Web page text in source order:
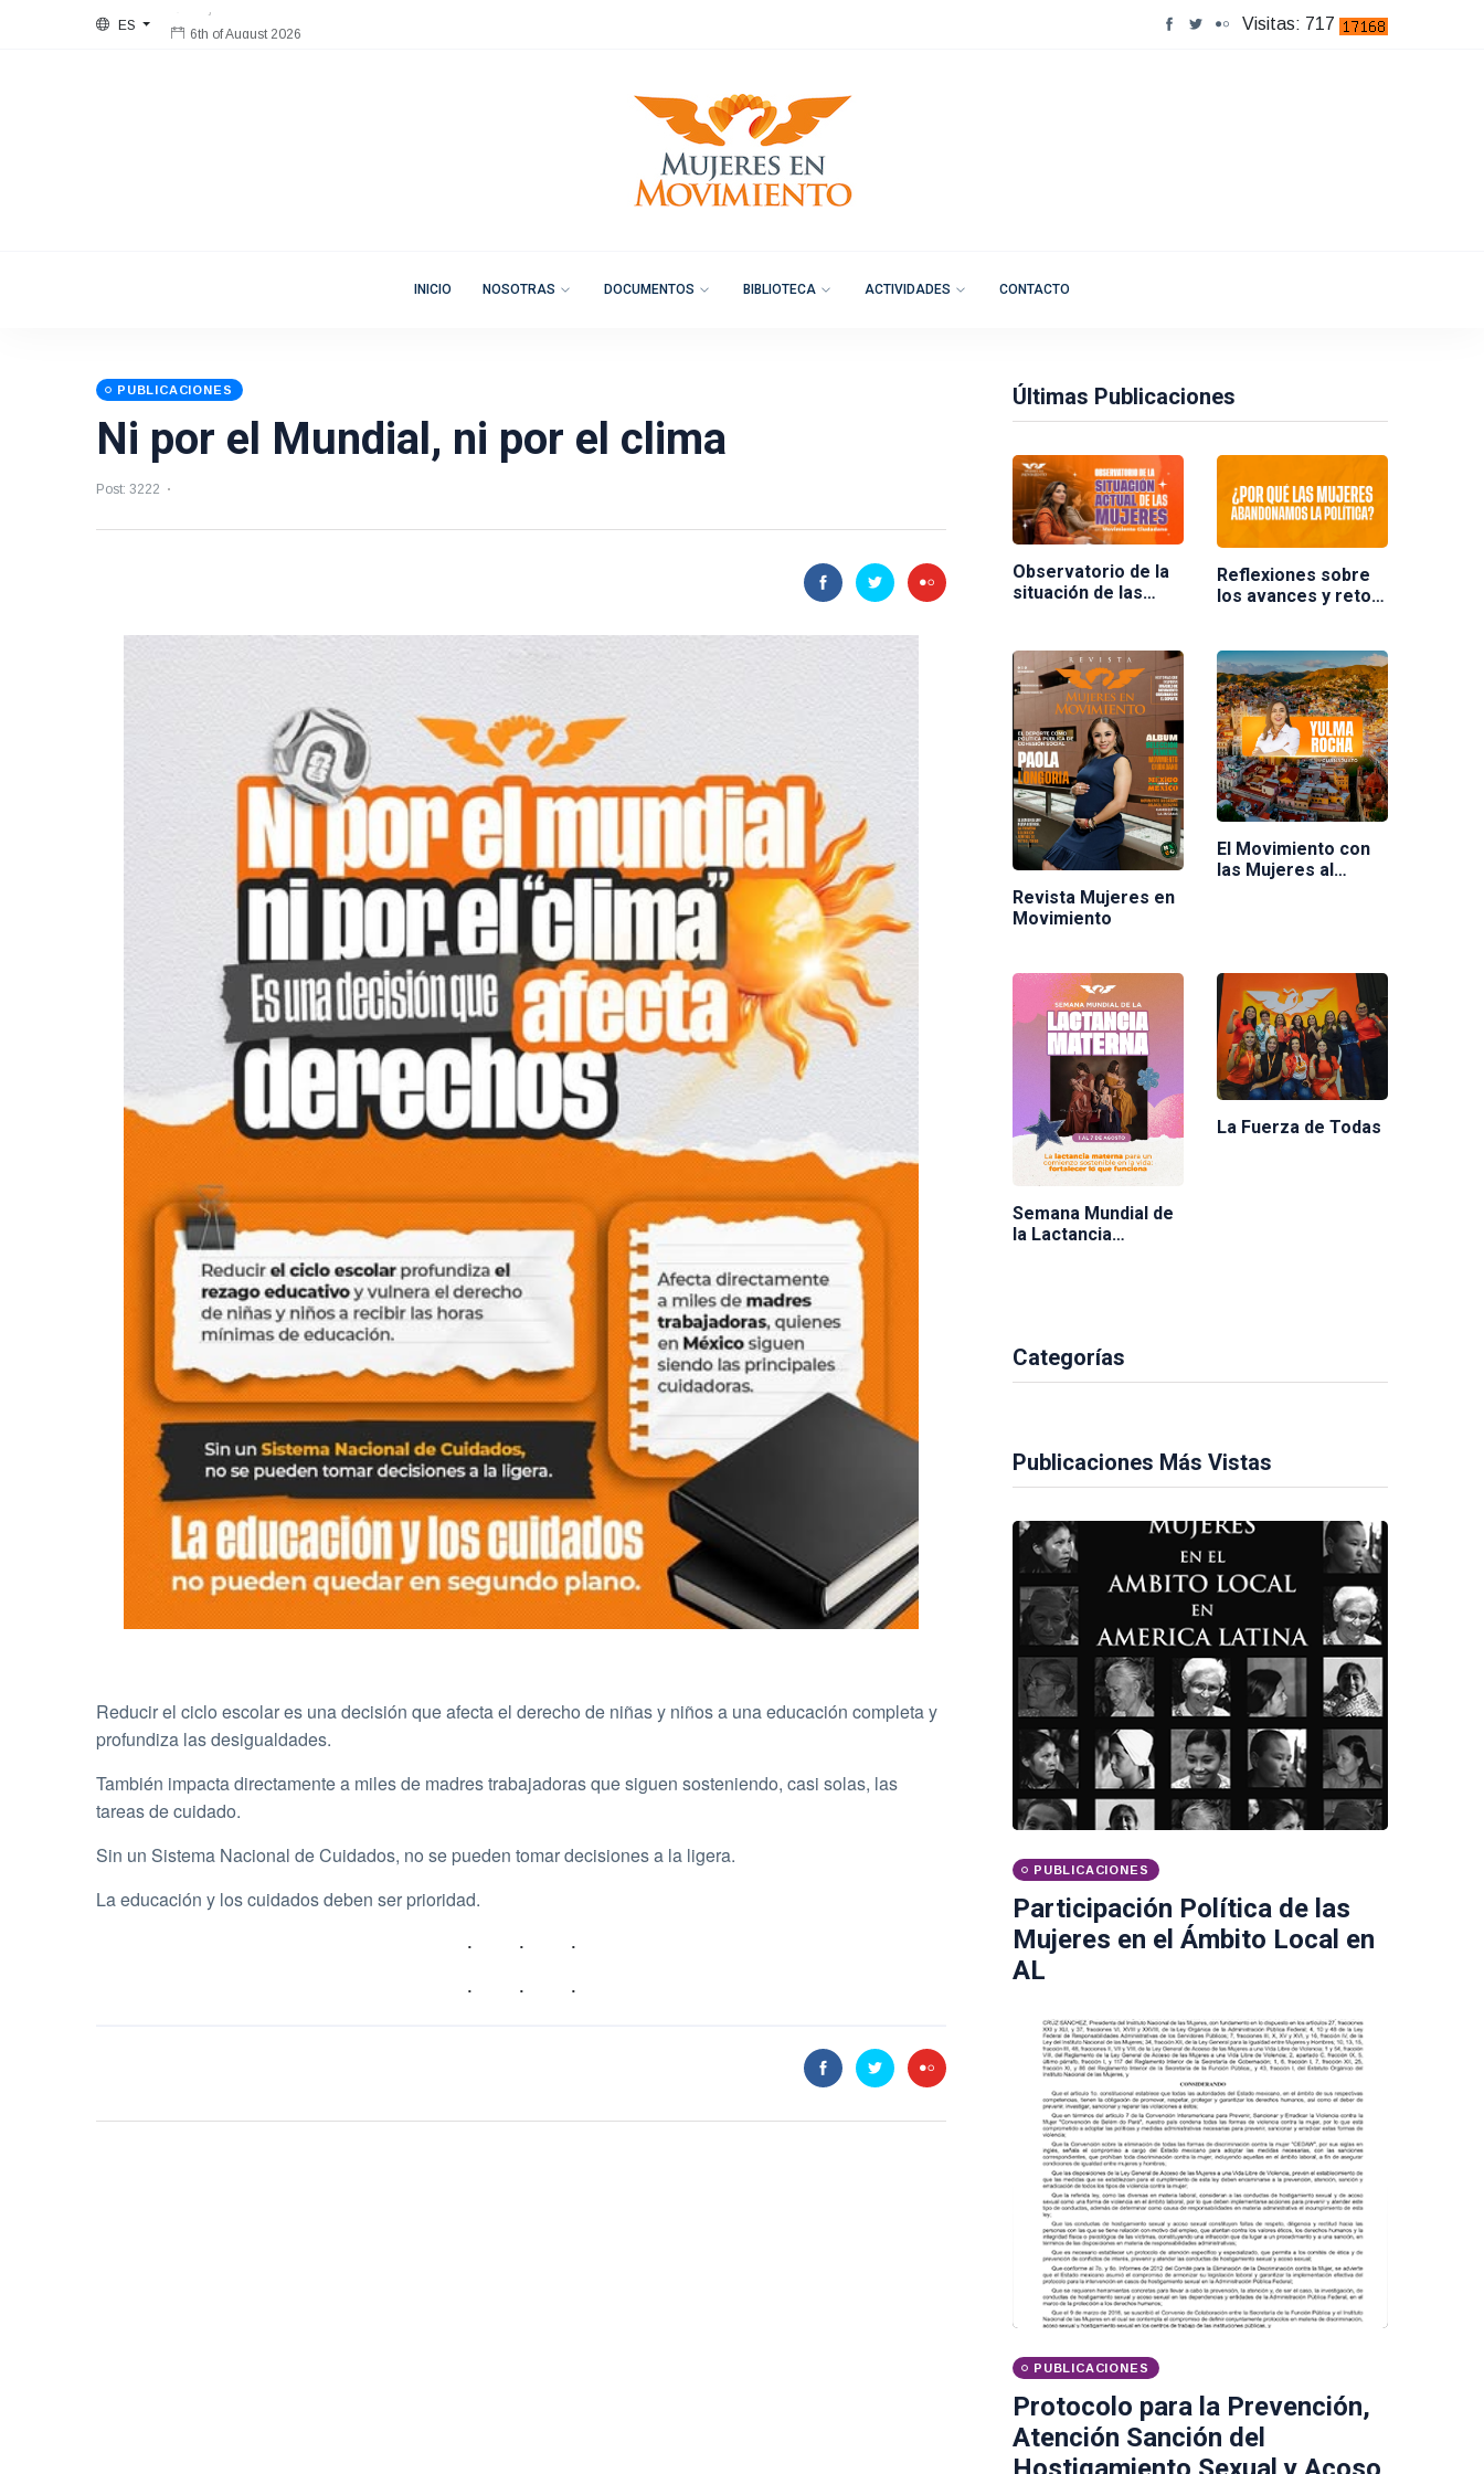
ES
6th of August 2026
Visitas: 717
INICIO NOSOTRAS DOCUMENTOS BIBLIOTECA ACTIVIDADES CONTACTO
PUBLICACIONES
Ni por el Mundial, ni por el clima
Post: 3222
Reducir el ciclo escolar es una decisión que afecta el derecho de niñas y niños a una educación completa y
profundiza las desigualdades.
También impacta directamente a miles de madres trabajadoras que siguen sosteniendo, casi solas, las
tareas de cuidado.
Sin un Sistema Nacional de Cuidados, no se pueden tomar decisiones a la ligera.
La educación y los cuidados deben ser prioridad.
Últimas Publicaciones
Observatorio de la
situación de las
Ciudadano
Reflexiones sobre
los avances y retos
Ponente Nuria
Varela
Revista Mujeres en
Movimiento
El Movimiento con
las Mujeres al
Semana Mundial de
la Lactancia
La Fuerza de Todas
Categorías
Publicaciones Más Vistas
PUBLICACIONES
Participación Política de las
Mujeres en el Ámbito Local en
AL
PUBLICACIONES
Protocolo para la Prevención,
Atención Sanción del